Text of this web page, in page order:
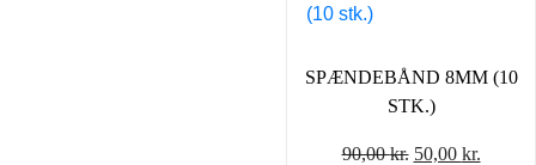
SPÆNDEBÅND 8MM (10
STK.)
90,00kr. Den
50,00 kr.